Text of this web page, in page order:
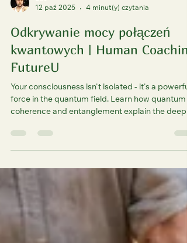
12 paź 2025
4 minut(y) czytania
Odkrywanie mocy połączeń
kwantowych | Human
force in the quantum field. Learn how quantum
coherence and entanglement explain the deep
interconnection between mind, matter, and
This post offers practical ways to build
coherence, enhance decisions, and elevate your
life through FutureU Human Coaching.